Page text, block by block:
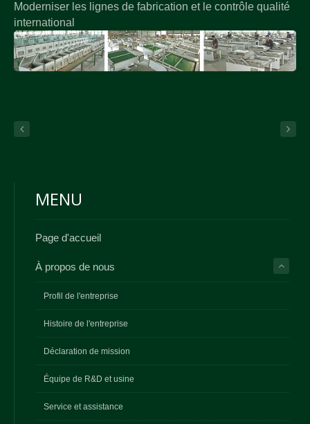
Moderniser les lignes de fabrication et le contrôle qualité
international
MENU
Page d'accueil
À propos de nous
Profil de l'entreprise
Histoire de l'entreprise
Déclaration de mission
Équipe de R&D et usine
Service et assistance